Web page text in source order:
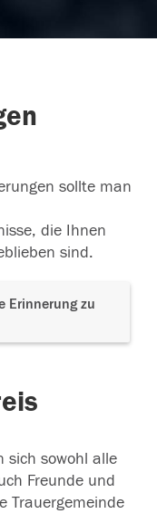
sollte man
die Ihnen
sind.
Erinnerung zu
sich sowohl alle
Freunde und
Trauergemeinde